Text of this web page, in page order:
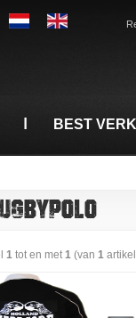
BEST
1 tot en met1 (van 1